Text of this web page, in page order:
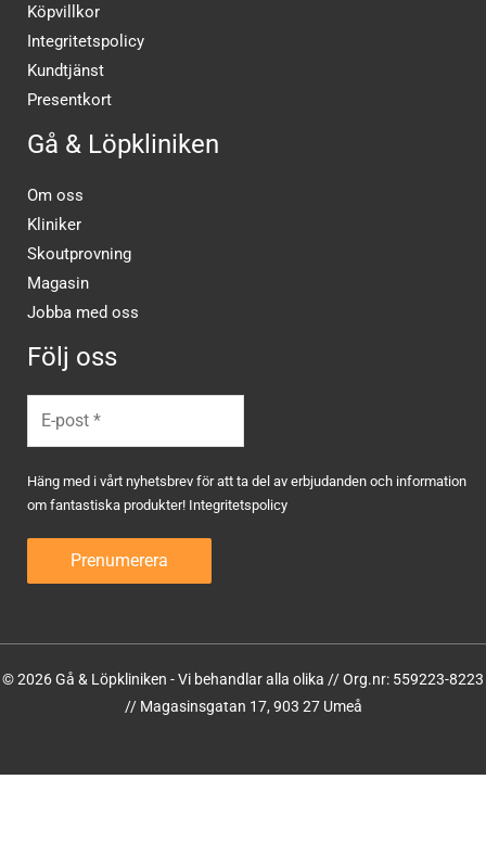
Köpvillkor
Integritetspolicy
Kundtjänst
Presentkort
Gå & Löpkliniken
Om oss
Kliniker
Skoutprovning
Magasin
Jobba med oss
Följ oss
Häng med i vårt nyhetsbrev för att ta del av erbjudanden och information
om fantastiska produkter! Integritetspolicy
© 2026 Gå & Löpkliniken - Vi behandlar alla olika // Org.nr: 559223-8223
// Magasinsgatan 17, 903 27 Umeå